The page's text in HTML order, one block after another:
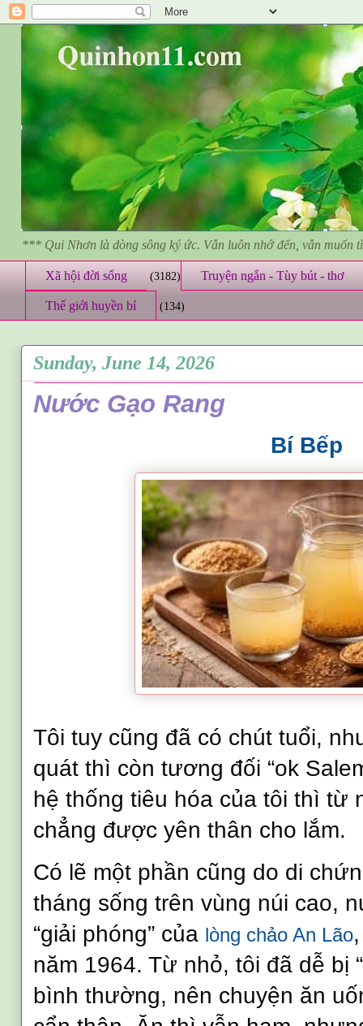
*** Qui Nhơn là dòng sông ký ức. Vẫn luôn nhớ đến, vẫn muốn
Xã hội đời sống (3182) Truyện ngắn - Tùy bút - thơ
Thế giới huyền bí (134)
Sunday, June 14, 2026
Nước Gạo Rang
Bí Bếp
Tôi tuy cũng đã có chút tuổi,
quát thì còn tương đối “ok
hệ thống tiêu hóa của tôi thì từ
chẳng được yên thân cho lắm.
Có lẽ một phần cũng do di
tháng sống trên vùng núi cao,
“giải phóng” của lòng chảo An Lão
năm 1964. Từ nhỏ, tôi đã dễ bị
bình thường, nên chuyện ăn